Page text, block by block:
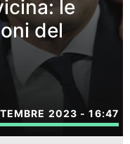
le
del
2023 - 16:47